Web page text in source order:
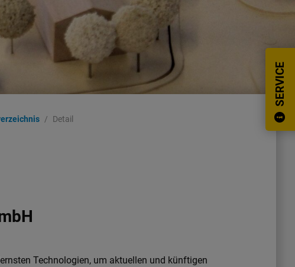
SERVICE
Detail
Technologien, um aktuellen und künftigen